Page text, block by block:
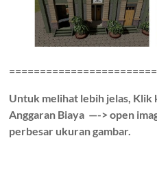
========================
Untuk melihat lebih jelas, Klik
Anggaran Biaya —-> open
perbesar ukuran gambar.